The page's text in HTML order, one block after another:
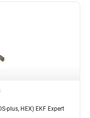
plus, HEX) EKF Expert